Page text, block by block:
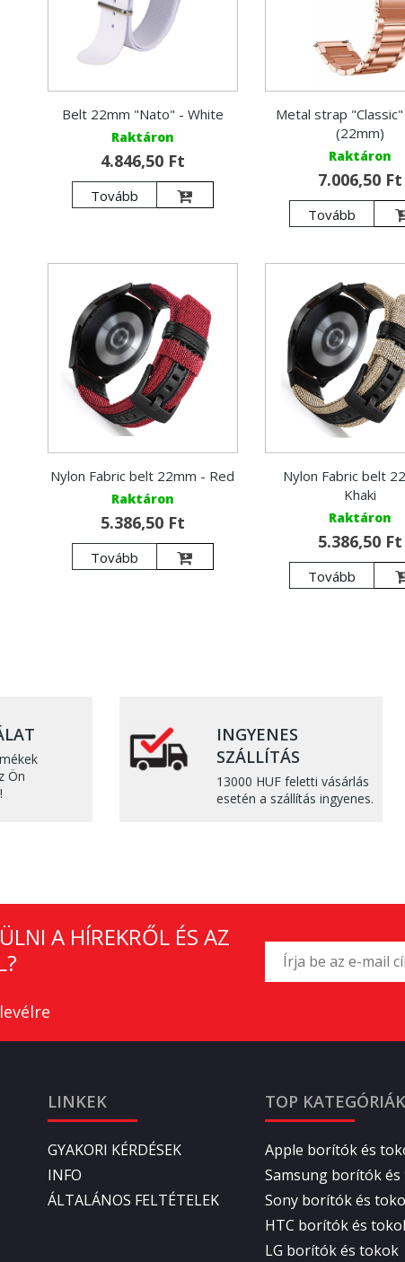
Belt 22mm "Nato" - White
Raktáron
4.846,50 Ft
Tovább
Metal strap
(22mm)
Raktáron
7.006,50 Ft
Tovább
Nylon Fabric belt 22mm - Red
Raktáron
5.386,50 Ft
Tovább
Nylon Fabric belt
Khaki
Raktáron
5.386,50 Ft
Tovább
Ön
INGYENES
SZÁLLÍTÁS
13000 HUF feletti vásárlás
esetén a szállítás ingyenes.
A HÍREKRŐL ÉS AZ
LINKEK
GYAKORI KÉRDÉSEK
INFO
ÁLTALÁNOS FELTÉTELEK
TOP KATEGÓRIÁK
Apple borítók és
Samsung borítók
Sony borítók és
HTC borítók és
LG borítók és tokok